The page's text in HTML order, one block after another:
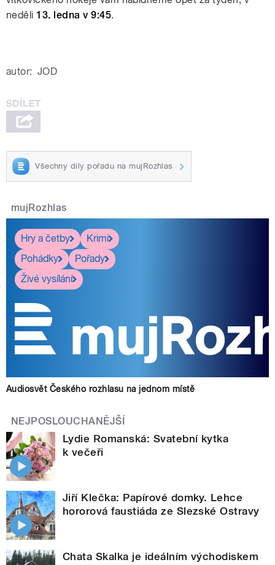
neděli13. ledna v 9:45.
autor: JOD
Všechny díly pořadu na mujRozhlas
mujRozhlas
Hry a četby
Krimi
Pohádky
Pořady
Živé vysílání
Audiosvět Českého rozhlasu na jednom místě
NEJPOSLOUCHANĚJŠÍ
Lydie Romanská: Svatební kytka
k večeři
Jiří Klečka: Papírové domky. Lehce
hororová faustiáda ze Slezské Ostravy
Chata Skalka je ideálním východiskem